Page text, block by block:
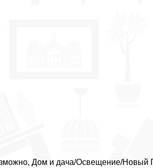
Дом и дача/Освещение/Новый